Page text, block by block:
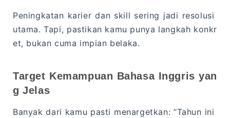
Peningkatan karier dan skill sering jadi resolusi
utama. Tapi, pastikan kamu punya langkah konkr
et, bukan cuma impian belaka.
Target Kemampuan Bahasa Inggris yan
g Jelas
Banyak dari kamu pasti menargetkan: “Tahun ini